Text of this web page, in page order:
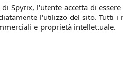
Spyrix, l'utente accetta di
l'utilizzo del sito. Tutti
e proprietà intellettuale.